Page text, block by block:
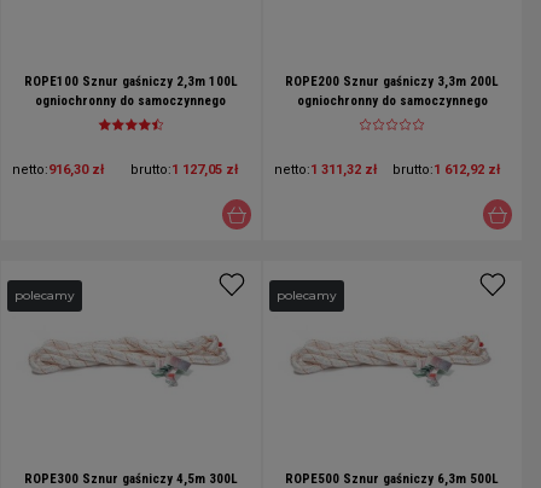
ROPE100 Sznur gaśniczy 2,3m 100L
ogniochronny do samoczynnego
gaszenia pożarów elektrycznych.
netto:916,30 zł brutto:1 127,05 zł
ROPE200 Sznur gaśniczy 3,3m 200L
ogniochronny do samoczynnego
gaszenia pożarów elektrycznych.
netto:1 311,32 zł brutto:1 612,92 zł
ROPE300 Sznur gaśniczy 4,5m 300L
polecamy
ROPE500 Sznur gaśniczy 6,3m 500L
polecamy